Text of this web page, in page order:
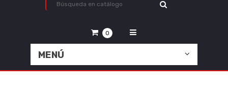
0
MENÚ